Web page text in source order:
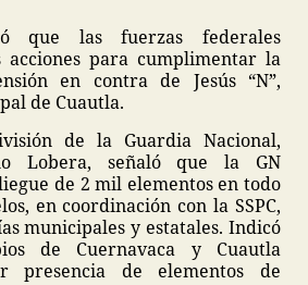
que las fuerzas federales
acciones para cumplimentar la
en contra de Jesús “N”,
de Cuautla.
de la Guardia Nacional,
Lobera, señaló que la GN
de 2 mil elementos en todo
en coordinación con la SSPC,
municipales y estatales. Indicó
de Cuernavaca y Cuautla
presencia de elementos de